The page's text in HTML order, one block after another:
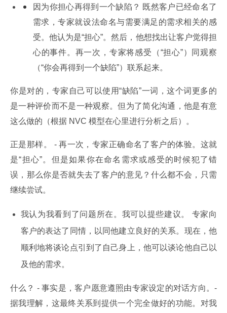
因为你担心再得到一个缺陷？ 既然客户已经命名了
需求，专家就设法命名与需要满足的需求相关的感
受。他认为是“担心”。然后，他想找出让客户觉得担
心的事件。再一次，专家将感受（“担心”）同观察
（“你会再得到一个缺陷”）联系起来。
你是对的，专家自己可以使用“缺陷”一词，这个词更多的
是一种评价而不是一种观察。但为了简化沟通，他是有意
这么做的（根据 NVC 模型在心里进行分析之后）。
正是那样。 - 再一次，专家正确命名了客户的体验。这就
是“担心”。但是如果你在命名需求或感受的时候犯了错
误，那么你是否就失去了客户的意见？什么都不会，只需
继续尝试。
我认为我看到了问题所在。我可以提些建议。 专家向
客户的表达了同情，以同他建立良好的关系。现在，他
顺利地将谈论点引到了自己身上，他可以谈论他自己以
及他的需求。
什么？ - 事实是，客户愿意遵照由专家设定的对话方向。-
据我理解，这最终关系到提供一个完全做好的功能。对我